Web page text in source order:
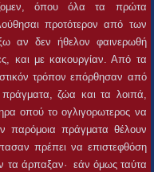
όπου όλα τα πρώτα
προτότερον από των
αν δεν ήθελον φαινερωθή
και με κακουργίαν. Από τα
τρόπον επόρθησαν από
ζώα και τα λοιπά,
οπού το ογλιγορωτερος να
παρόμοια πράγματα θέλουν
πρέπει να επιστεφθόση
τα άρπαξαν· εάν όμως ταύτα